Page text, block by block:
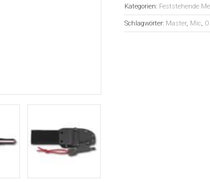
Kategorien: Feststehende
Schlagwörter: Master, Mic,